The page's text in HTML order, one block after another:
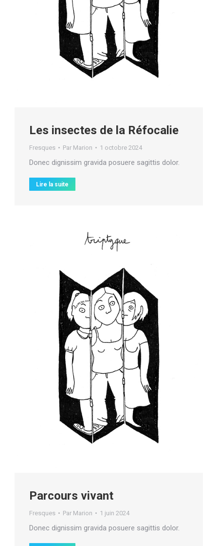
Les insectes de la Réfocalie
Fresques Par Marion 1 octobre 2024
Donec dignissim gravida posuere sagittis dolor.
Lire la suite
Parcours vivant
Fresques Par Marion 1 juin 2024
Donec dignissim gravida posuere sagittis dolor.